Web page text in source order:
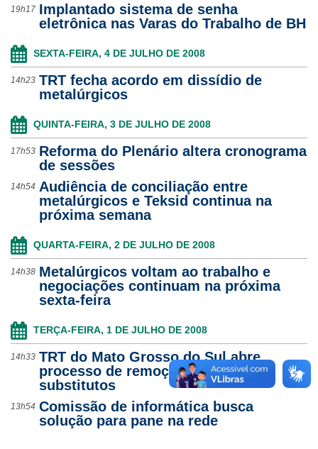
19h17 Implantado sistema de senha
eletrônica nas Varas do Trabalho de BH
SEXTA-FEIRA, 4 DE JULHO DE 2008
14h23 TRT fecha acordo em dissídio de
metalúrgicos
QUINTA-FEIRA, 3 DE JULHO DE 2008
17h53 Reforma do Plenário altera cronograma
de sessões
14h54 Audiência de conciliação entre
metalúrgicos e Teksid continua na
próxima semana
QUARTA-FEIRA, 2 DE JULHO DE 2008
14h38 Metalúrgicos voltam ao trabalho e
negociações continuam na próxima
sexta-feira
TERÇA-FEIRA, 1 DE JULHO DE 2008
14h33 TRT do Mato Grosso do Sul abre
processo de remoção para juízes
substitutos
13h54 Comissão de informática busca
solução para pane na rede